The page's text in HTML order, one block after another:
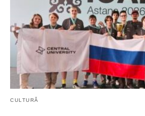
CULTURĂ